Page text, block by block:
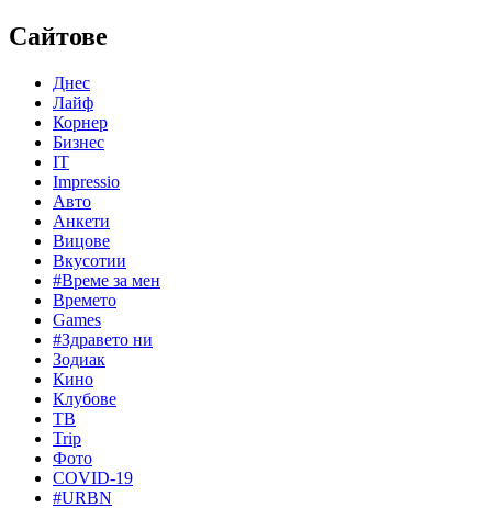
Сайтове
Днес
Лайф
Корнер
Бизнес
IT
Impressio
Авто
Анкети
Вицове
Вкусотии
#Време за мен
Времето
Games
#Здравето ни
Зодиак
Кино
Клубове
ТВ
Trip
Фото
COVID-19
#URBN